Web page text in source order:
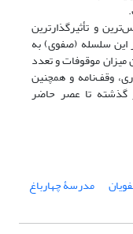
و تأثیرگذارترین
این سلسله (صفوی) به
موقوفات و تعدد
وقف‌نامه و همچنین
گذشته تا عصر حاضر
مدرسۀ چهارباغ